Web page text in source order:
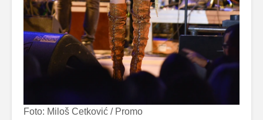
Foto: Miloš Cetković / Promo